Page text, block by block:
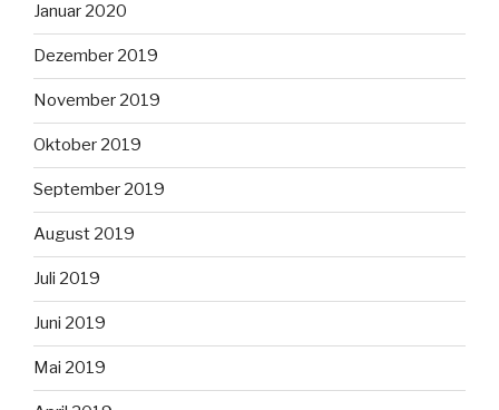
Januar 2020
Dezember 2019
November 2019
Oktober 2019
September 2019
August 2019
Juli 2019
Juni 2019
Mai 2019